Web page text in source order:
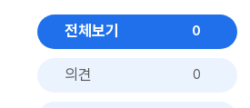
전체보기 0
의견 0